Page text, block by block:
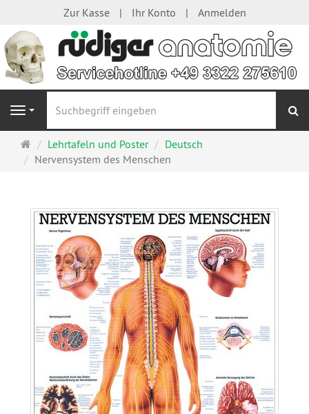
Zur Kasse Ihr Konto Anmelden
Navigation
Startseite
Lehrtafeln und Poster
Deutsch
Nervensystem des Menschen